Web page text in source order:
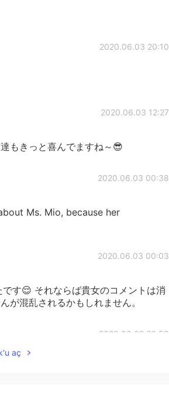
2020.06.03 20:10
2020.06.03 12:27
もきっと喜んでますね～😎
2020.06.03 00:38
Ms. Mio, because her
2020.06.03 00:03
す😌 それならば貴女のコメントは消
が混乱されるかもしれません。
2020.06.02 23:59
aç